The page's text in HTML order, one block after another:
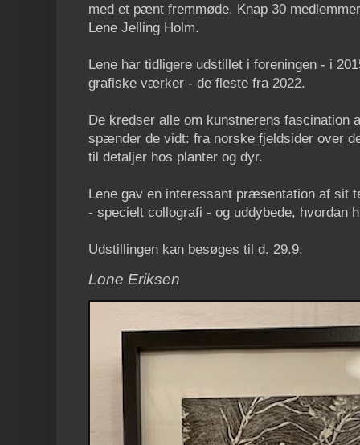
med et pænt fremmøde. Knap 30
Lene Jelling Holm.
Lene har tidligere udstillet i foreningen - i
grafiske værker - de fleste fra 2022.
De kredser alle om kunstnerens fascination
spænder de vidt: fra norske fjeldsider over
til detaljer hos planter og dyr.
Lene gav en interessant præsentation af sit
- specielt collografi - og uddybede, hvordan
Udstillingen kan besøges til d. 29.9.
Lone Eriksen